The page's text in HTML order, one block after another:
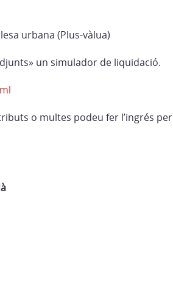
urbana (Plus-vàlua)
un simulador de liquidació.
o multes podeu fer l’ingrés per